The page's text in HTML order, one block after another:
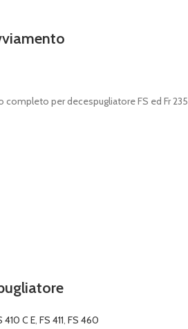
per decespugliatore FS ed Fr 235
410 C E, FS 411, FS 460